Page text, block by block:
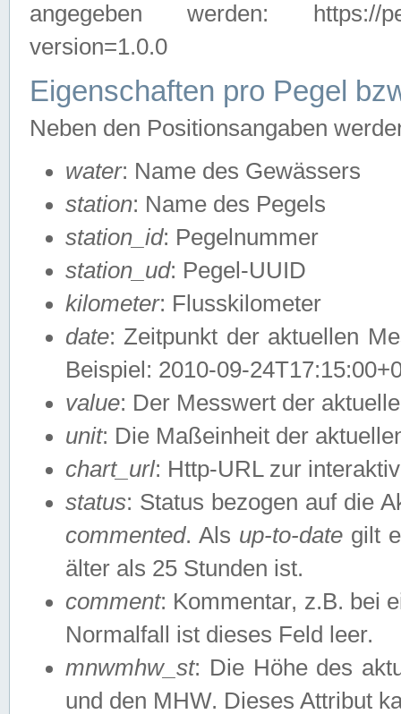
angegeben werden: https://
version=1.0.0
Eigenschaften pro Pegel
Neben den Positionsangaben
water: Name des Gewässers
station: Name des Pegels
station_id: Pegelnummer
station_ud: Pegel-UUID
kilometer: Flusskilometer
date: Zeitpunkt der aktuellen
Beispiel: 2010-09-
value: Der Messwert der
unit: Die Maßeinheit der
chart_url: Http-URL zur
status: Status bezogen auf die
commented. Als up-to-date gilt
älter als 25 Stunden ist.
comment: Kommentar, z.B. bei
Normalfall ist dieses Feld leer.
mnwmhw_st: Die Höhe des
und den MHW. Dieses Attribut